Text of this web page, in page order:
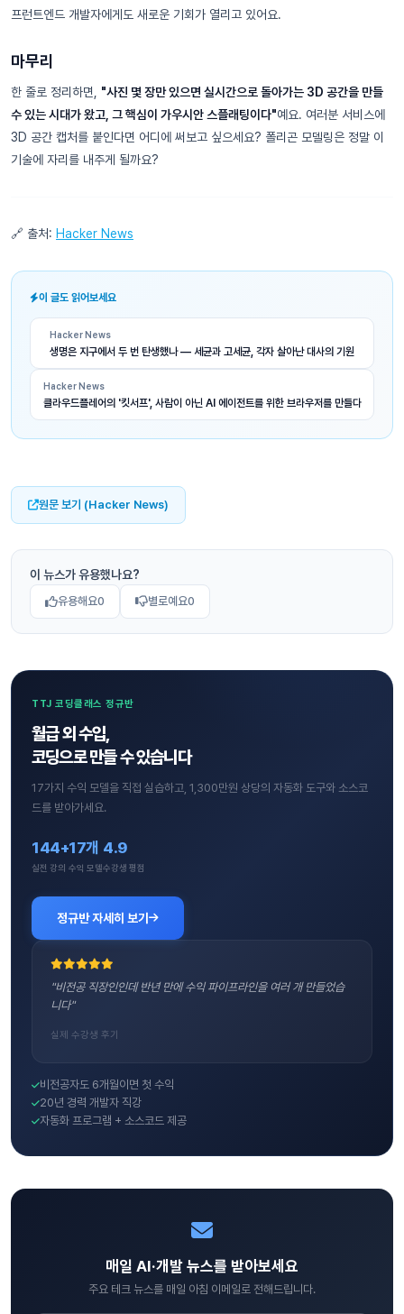
프런트엔드 개발자에게도 새로운 기회가 열리고 있어요.
마무리
한 줄로 정리하면, "사진 몇 장만 있으면 실시간으로 돌아가는 3D 공간을 만들
수 있는 시대가 왔고, 그 핵심이 가우시안 스플래팅이다"예요. 여러분 서비스에
3D 공간 캡처를 붙인다면 어디에 써보고 싶으세요? 폴리곤 모델링은 정말 이
기술에 자리를 내주게 될까요?
🔗 출처: Hacker News
이 글도 읽어보세요
Hacker News
생명은 지구에서 두 번 탄생했나 — 세균과 고세균, 각자 살아난 대사의 기원
Hacker News
클라우드플레어의 '킷서프', 사람이 아닌 AI 에이전트를 위한 브라우저를 만들다
원문 보기 (Hacker News)
이 뉴스가 유용했나요?
유용해요0 별로예요0
TTJ 코딩클래스 정규반
월급 외 수입,
코딩으로 만들 수 있습니다
17가지 수익 모델을 직접 실습하고, 1,300만원 상당의 자동화 도구와 소스코
드를 받아가세요.
144+
실전 강의
17개
수익 모델
4.9
수강생 평점
정규반 자세히 보기
"비전공 직장인인데 반년 만에 수익 파이프라인을 여러 개 만들었습
니다"
실제 수강생 후기
비전공자도 6개월이면 첫 수익
20년 경력 개발자 직강
자동화 프로그램 + 소스코드 제공
매일 AI·개발 뉴스를 받아보세요
주요 테크 뉴스를 매일 아침 이메일로 전해드립니다.